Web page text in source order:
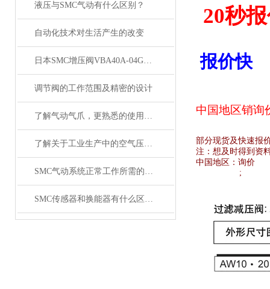
液压与SMC气动有什么区别？
自动化技术对生活产生的改变
日本SMC增压阀VBA40A-04GN和VBA42A-04GN 及VBA43A-04GN
调节阀的工作范围及精密的设计
了解气动气爪，更熟悉的使用SMC齐气动气爪
了解关于工业生产中的空气压缩机应用
SMC气动系统正常工作所需的技术要求
SMC传感器和换能器有什么区别？
20秒
报价快
中国地区销询
部分现货及快速报
注：想及时得到资
中国地区： 询价
;